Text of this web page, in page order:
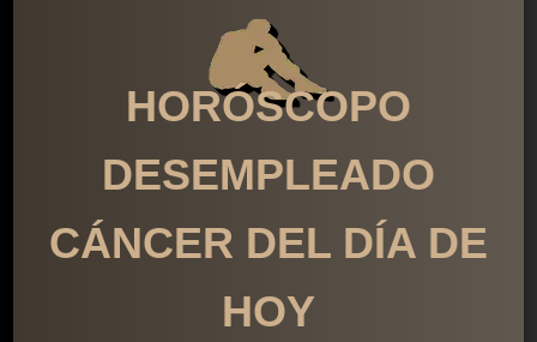
HORÓSCOPO
DESEMPLEADO
CÁNCER DEL DÍA DE
HOY